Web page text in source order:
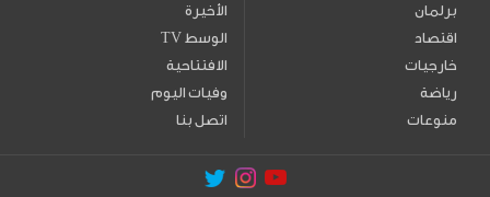
برلمان
اقتصاد
خارجيات
رياضة
منوعات
الأخيرة
TV الوسط
الافتتاحية
وفيات اليوم
اتصل بنا